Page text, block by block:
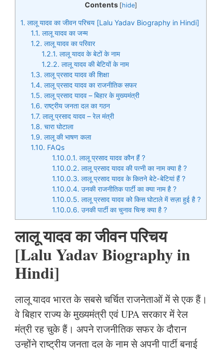
Contents [hide]
1. लालू यादव का जीवन परिचय [Lalu Yadav Biography in Hindi]
1.1. लालू यादव का जन्म
1.2. लालू यादव का परिवार
1.2.1. लालू यादव के बेटों के नाम
1.2.2. लालू यादव की बेटियों के नाम
1.3. लालू प्रसाद यादव की शिक्षा
1.4. लालू प्रसाद यादव का राजनीतिक सफर
1.5. लालू प्रसाद यादव – बिहार के मुख्यमंत्री
1.6. राष्ट्रीय जनता दल का गठन
1.7. लालू प्रसाद यादव – रेल मंत्री
1.8. चारा घोटाला
1.9. लालू की भाषण कला
1.10. FAQs
1.10.0.1. लालू प्रसाद यादव कौन हैं ?
1.10.0.2. लालू प्रसाद यादव की पत्नी का नाम क्या है ?
1.10.0.3. लालू प्रसाद यादव के कितने बेटे-बेटियां हैं ?
1.10.0.4. उनकी राजनीतिक पार्टी का क्या नाम है ?
1.10.0.5. लालू प्रसाद यादव को किस घोटाले में सज़ा हुई है ?
1.10.0.6. उनकी पार्टी का चुनाव चिन्ह क्या है ?
लालू यादव का जीवन परिचय
[Lalu Yadav Biography in
Hindi]
लालू यादव भारत के सबसे चर्चित राजनेताओं में से एक हैं।
वे बिहार राज्य के मुख्यमंत्री एवं UPA सरकार में रेल
मंत्री रह चुके हैं। अपने राजनीतिक सफर के दौरान
उन्होंने राष्ट्रीय जनता दल के नाम से अपनी पार्टी बनाई